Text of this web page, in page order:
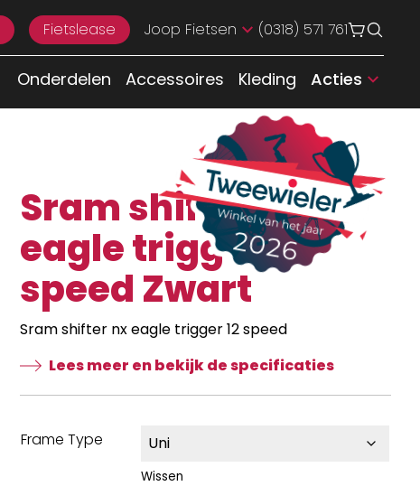
Fietslease Joop Fietsen (0318) 571 761
Onderdelen Accessoires Kleding Acties
Sram shifter nx
eagle trigger 12
speed Zwart
Sram shifter nx eagle trigger 12 speed
Lees meer en bekijk de specificaties
Frame Type
Wissen